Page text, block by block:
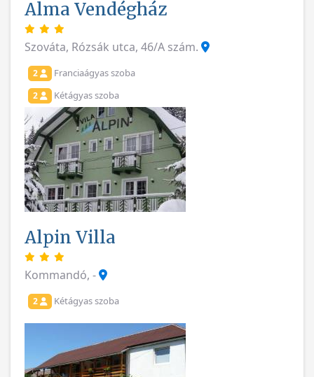
Alma Vendégház
Szováta, Rózsák utca, 46/A szám.
2 Franciaágyas szoba
2 Kétágyas szoba
Alpin Villa
Kommandó, -
2 Kétágyas szoba